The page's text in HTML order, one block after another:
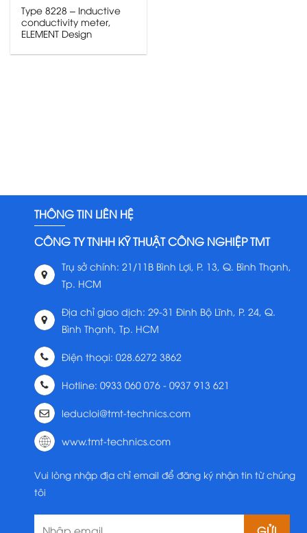
Type 8228 – Inductive
conductivity meter,
ELEMENT Design
THÔNG TIN LIÊN HỆ
CÔNG TY TNHH KỸ THUẬT CÔNG NGHIỆP TMT
Trụ sở chính: 21/11B Bình Lợi, P. 13, Q. Bình Thạnh,
Tp. HCM
Địa chỉ giao dịch: 29-31 Đinh Bộ Lĩnh, P. 24, Q.
Bình Thạnh, Tp. HCM
Điện thoại: 028.6272 3862
Hotline: 0933 060 076 - 0937 913 621
leducloi@tmt-technics.com
www.tmt-technics.com
Vui lòng nhập địa chỉ email để đăng ký nhận tin từ chúng
tôi